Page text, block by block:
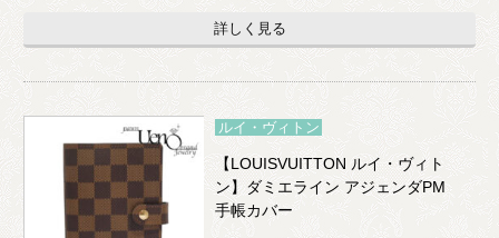
詳しく見る
ルイ・ヴィトン
【LOUISVUITTON ルイ・ヴィト
ン】ダミエライン アジェンダPM
手帳カバー